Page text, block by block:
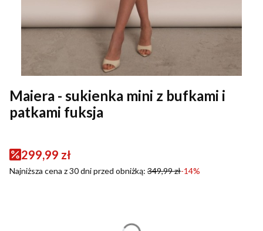
Maiera - sukienka mini z bufkami i
patkami fuksja
299,99 zł
Najniższa cena z 30 dni przed obniżką: 349,99 zł-14%